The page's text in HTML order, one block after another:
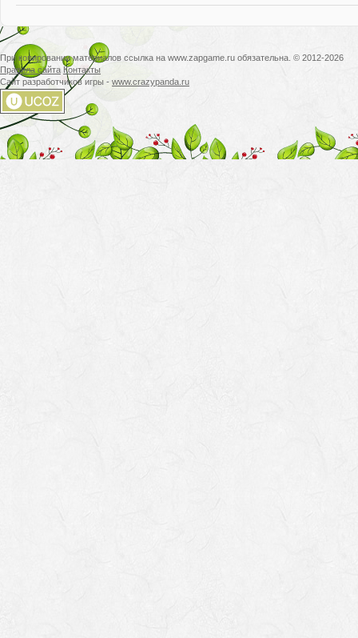
При копировании материалов ссылка на www.zapgame.ru обязательна. © 2012-2026
Правила сайта Контакты
Сайт разработчиков игры - www.crazypanda.ru